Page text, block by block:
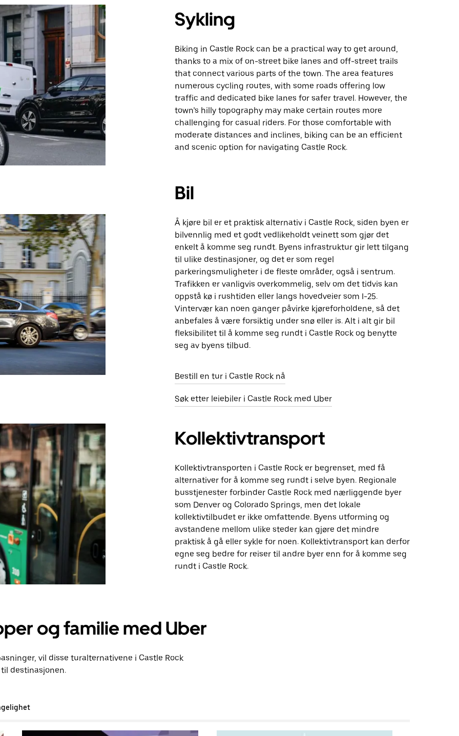
Sykling
Biking in Castle Rock can be a practical way to get around,
thanks to a mix of on-street bike lanes and off-street trails
that connect various parts of the town. The area features
numerous cycling routes, with some roads offering low
traffic and dedicated bike lanes for safer travel. However, the
town’s hilly topography may make certain routes more
challenging for casual riders. For those comfortable with
moderate distances and inclines, biking can be an efficient
and scenic option for navigating Castle Rock.
Bil
Å kjøre bil er et praktisk alternativ i Castle Rock, siden byen er
bilvennlig med et godt vedlikeholdt veinett som gjør det
enkelt å komme seg rundt. Byens infrastruktur gir lett tilgang
til ulike destinasjoner, og det er som regel
parkeringsmuligheter i de fleste områder, også i sentrum.
Trafikken er vanligvis overkommelig, selv om det tidvis kan
oppstå kø i rushtiden eller langs hovedveier som I-25.
Vintervær kan noen ganger påvirke kjøreforholdene, så det
anbefales å være forsiktig under snø eller is. Alt i alt gir bil
fleksibilitet til å komme seg rundt i Castle Rock og benytte
seg av byens tilbud.
Bestill en tur i Castle Rock nå
Søk etter leiebiler i Castle Rock med Uber
Kollektivtransport
Kollektivtransporten i Castle Rock er begrenset, med få
alternativer for å komme seg rundt i selve byen. Regionale
busstjenester forbinder Castle Rock med nærliggende byer
som Denver og Colorado Springs, men det lokale
kollektivtilbudet er ikke omfattende. Byens utforming og
avstandene mellom ulike steder kan gjøre det mindre
praktisk å gå eller sykle for noen. Kollektivtransport kan derfor
egne seg bedre for reiser til andre byer enn for å komme seg
rundt i Castle Rock.
og familie med Uber
vil disse turalternativene i Castle Rock
destinasjonen.